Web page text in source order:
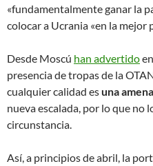
«fundamentalmente ganar la
colocar a Ucrania «en la mejor
Desde Moscú han advertido
presencia de tropas de la
cualquier calidad esuna
nueva escalada, por lo que no
circunstancia.
Así, a principios de abril, la